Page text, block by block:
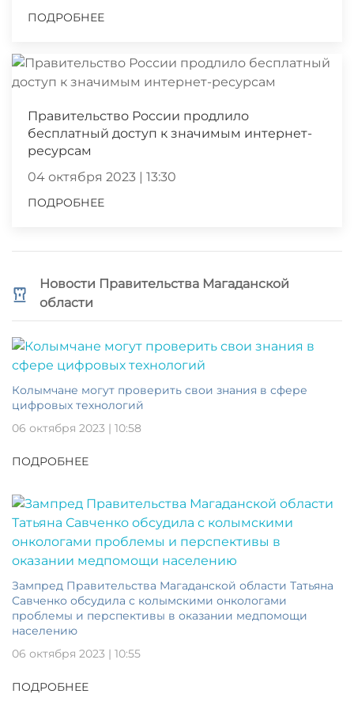
ПОДРОБНЕЕ
Правительство России продлило
бесплатный доступ к значимым интернет-
ресурсам
04 октября 2023 | 13:30
ПОДРОБНЕЕ
Новости Правительства Магаданской
области
Колымчане могут проверить свои знания в сфере
цифровых технологий
06 октября 2023 | 10:58
ПОДРОБНЕЕ
Зампред Правительства Магаданской области Татьяна
Савченко обсудила с колымскими онкологами
проблемы и перспективы в оказании медпомощи
населению
06 октября 2023 | 10:55
ПОДРОБНЕЕ